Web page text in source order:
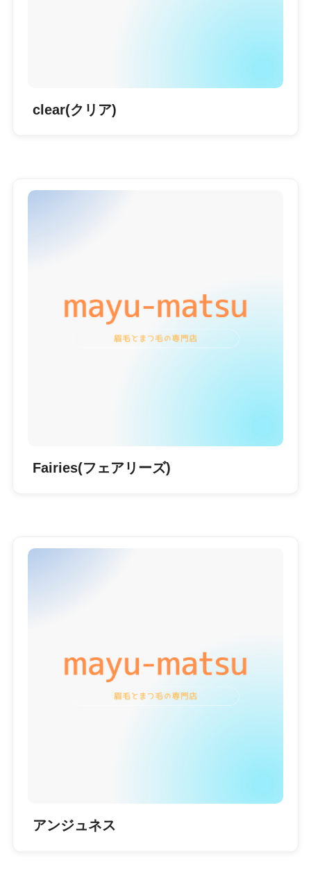
clear(クリア)
Fairies(フェアリーズ)
アンジュネス